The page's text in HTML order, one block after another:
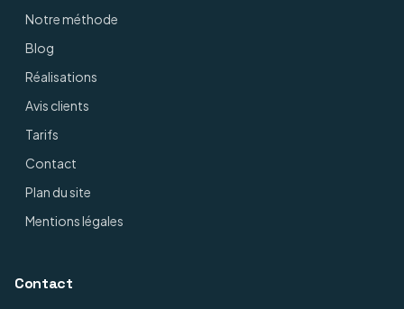
Notre méthode
Blog
Réalisations
Avis clients
Tarifs
Contact
Plan du site
Mentions légales
Contact